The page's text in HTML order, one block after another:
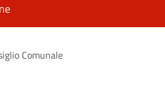
Comunale